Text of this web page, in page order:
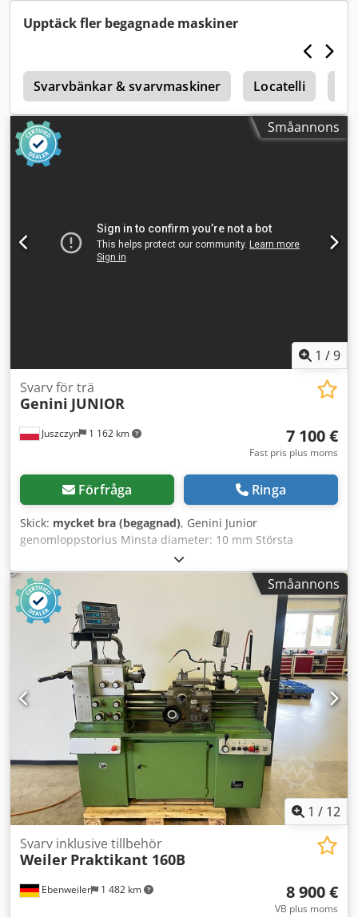
Upptäck fler begagnade maskiner
Svarvbänkar & svarvmaskiner Locatelli
Småannons
1 /9
Juszczyn 1 162 km
Svarv för trä
Genini JUNIOR
7 100 €
Fast pris plus moms
Förfråga Ringa
Skick: mycket bra (begagnad), Genini Junior
genomloppstorius Minsta diameter: 10 mm Största
diameter: 30 mm Ekrens längd: 800 mm Max svarvlängd:
60 mm Svarvdiameter: 30 mm Spindelmotoreffekt: 4 kW
Dodov U Uh Tepfx Al Rsck Inkluderar spännhylsor med
diametrarna 14, 17, 24, 28, 30 mm
Småannons
1 / 12
Ebenweiler 1 482 km
Svarv inklusive tillbehör
Weiler Praktikant 160B
8 900 €
VB plus moms